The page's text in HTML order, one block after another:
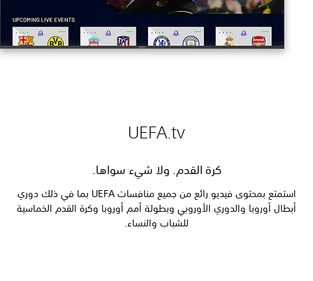
UEFA.tv
كرة القدم. ولا شيء سواها.
استمتع بمحتوى فيديو رائع من جميع منافسات UEFA بما في ذلك دوري
أبطال أوروبا والدوري الأوروبي وبطولة أمم أوروبا وكرة القدم الخماسية
للشباب والنساء.